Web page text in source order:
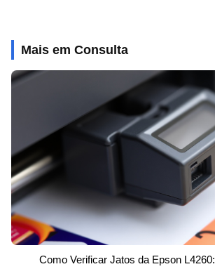
Mais em Consulta
Como Verificar Jatos da Epson